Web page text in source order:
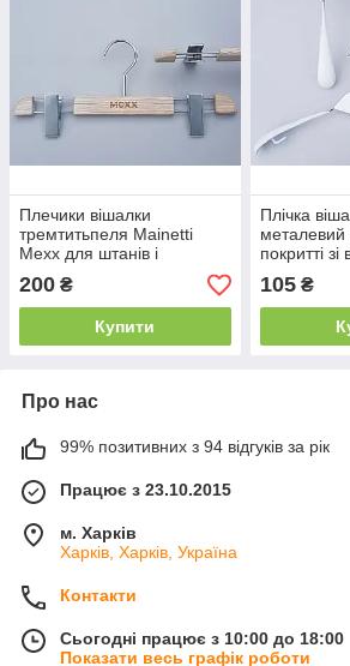
Плечики вішалки
тремтитьпеля Mainetti
Mexx для штанів і
спідниць під старовиною
кремового кольору,
довжина 33 см
200 ₴
Купити
Плічка
металевий
покритті
дерева
довжина 40
105₴
Про нас
99% позитивних з 94 відгуків за рік
Працює з 23.10.2015
м. Харків
Харків, Харків, Україна
Контакти
Сьогодні працює з 10:00 до 18:00
Показати весь графік роботи